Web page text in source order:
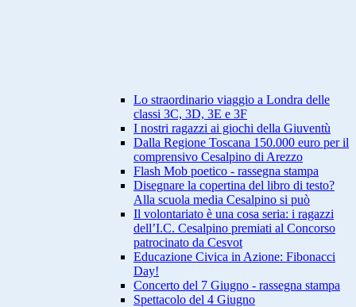
Lo straordinario viaggio a Londra delle
classi 3C, 3D, 3E e 3F
I nostri ragazzi ai giochi della Giuventù
Dalla Regione Toscana 150.000 euro per il
comprensivo Cesalpino di Arezzo
Flash Mob poetico - rassegna stampa
Disegnare la copertina del libro di testo?
Alla scuola media Cesalpino si può
Il volontariato è una cosa seria: i ragazzi
dell’I.C. Cesalpino premiati al Concorso
patrocinato da Cesvot
Educazione Civica in Azione: Fibonacci
Day!
Concerto del 7 Giugno - rassegna stampa
Spettacolo del 4 Giugno